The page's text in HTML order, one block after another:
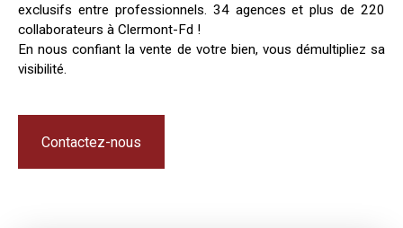
exclusifs entre professionnels. 34 agences et plus de 220
collaborateurs à Clermont-Fd !
En nous confiant la vente de votre bien, vous démultipliez sa
visibilité.
Contactez-nous